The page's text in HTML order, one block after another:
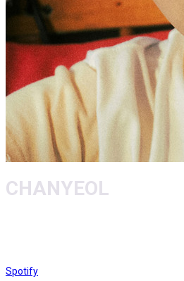
CHANYEOL
Spotify